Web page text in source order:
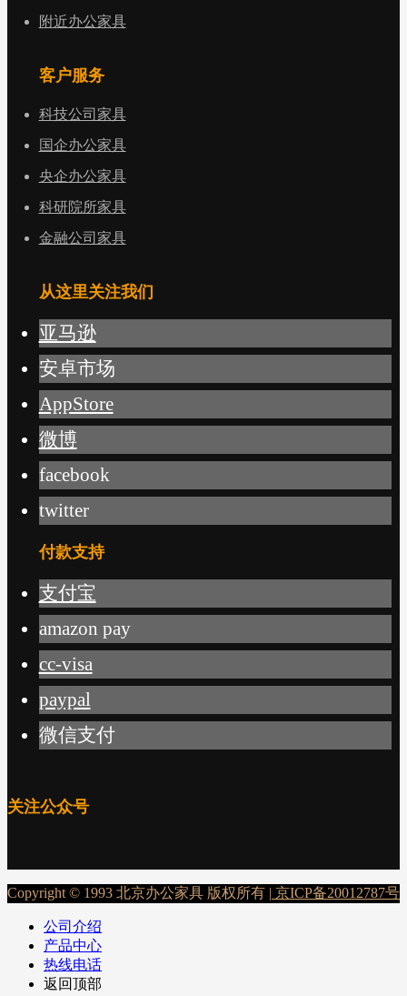
附近办公家具
客户服务
科技公司家具
国企办公家具
央企办公家具
科研院所家具
金融公司家具
从这里关注我们
亚马逊
安卓市场
AppStore
微博
facebook
twitter
付款支持
支付宝
amazon pay
cc-visa
paypal
微信支付
关注公众号
Copyright © 1993 北京办公家具 版权所有 | 京ICP备20012787号
公司介绍
产品中心
热线电话
返回顶部